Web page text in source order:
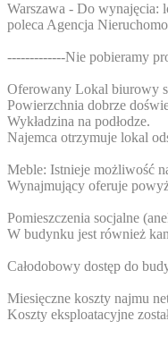
Warszawa - Do wynajęcia:
poleca Agencja
-------------Nie pobieramy
Oferowany Lokal biurowy
Powierzchnia dobrze
Wykładzina na podłodze.
Najemca otrzymuje lokal
Meble: Istnieje możliwość
Wynajmujący oferuje
Pomieszczenia socjalne
W budynku jest również
Całodobowy dostęp do
Miesięczne koszty najmu
Koszty eksploatacyjne